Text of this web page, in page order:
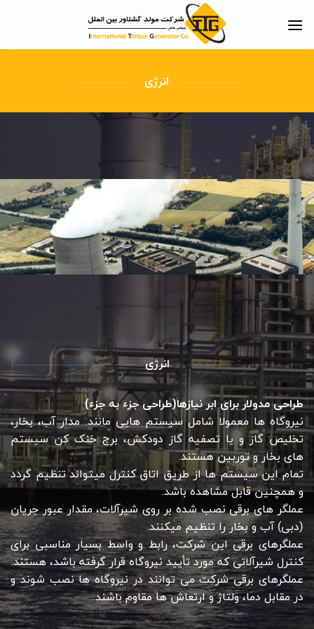
انرژی
انرژی
طراحی مدولار برای ابر نیازها(طراحی جزء به جزء)
نیروگاه ها معمولا شامل سیستم هایی مانند: مدار آب، بخار،
تخلیص گاز و یا تصفیه گاز دودکش، برج خنک کن سیستم
های بخار و توربین هستند.
تمام این سیستم ها از طریق اتاق کنترل میتواند تنظیم گردد
و همچنین قابل مشاهده باشد.
عملگر های برقی نصب شده بر روی شیرآلات، مقدار عبور جریان
(دبی) آب و بخار را تنظیم میکنند.
عملگرهای برقی این شرکت، رابط و واسط بسیار مناسبی برای
کنترل شیرآلاتی که مورد تأیید نیروگاه قرار گرفته باشد، هستند.
عملگرهای برقی شرکت می توانند در نیروگاه ها نصب شوند و
در مقابل دما، ولتاژ و ارتعاش ها مقاوم باشند.